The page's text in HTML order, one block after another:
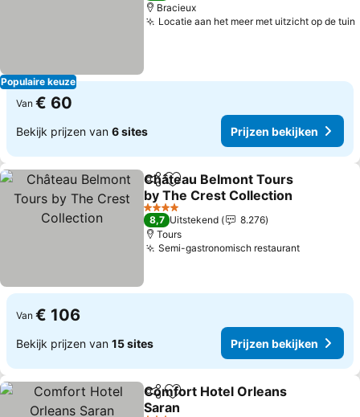
Populaire keuze
Bracieux
Locatie aan het meer met uitzicht op de tuin
Van € 60
Bekijk prijzen van 6 sites Prijzen bekijken
DelenToevoegen aan favorieten
Château Belmont Tours
by The Crest Collection
4 Sterren
8,7 Uitstekend
8.276
Tours
Semi-gastronomisch restaurant
Van € 106
Bekijk prijzen van 15 sites Prijzen bekijken
DelenToevoegen aan favorieten
Comfort Hotel Orleans
Saran